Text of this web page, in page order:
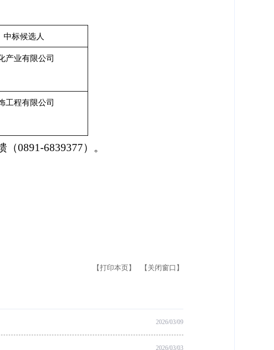
候选人
产业有限公司
工程有限公司
（0891-6839377）。
【打印本页】 【关闭窗口】
2026/03/09
2026/03/03